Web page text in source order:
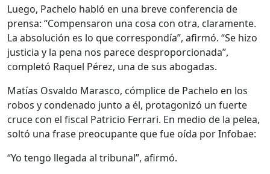
Luego, Pachelo habló en una breve conferencia de
prensa: “Compensaron una cosa con otra, claramente.
La absolución es lo que correspondía”, afirmó. “Se hizo
justicia y la pena nos parece desproporcionada”,
completó Raquel Pérez, una de sus abogadas.
Matías Osvaldo Marasco, cómplice de Pachelo en los
robos y condenado junto a él, protagonizó un fuerte
cruce con el fiscal Patricio Ferrari. En medio de la pelea,
soltó una frase preocupante que fue oída por Infobae:
“Yo tengo llegada al tribunal”, afirmó.